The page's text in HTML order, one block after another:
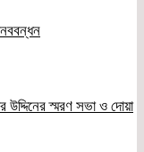
উদ্দিনের স্মরণ সভা ও দোয়া